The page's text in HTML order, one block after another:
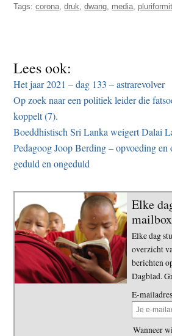
Tags:corona,druk,dwang, media,
Lees ook:
Het jaar 2021 – dag 133 – astrarevolver
Op zoek naar een politiek leider die
koppelt (7).
Boeddhistisch Sri Lanka weigert Dalai
Pedagoog Joop Berding – opvoeding en
geduld en ongeduld
Elke
Elke dag
overzicht
berichten
Dagblad.
E-
Wanneer